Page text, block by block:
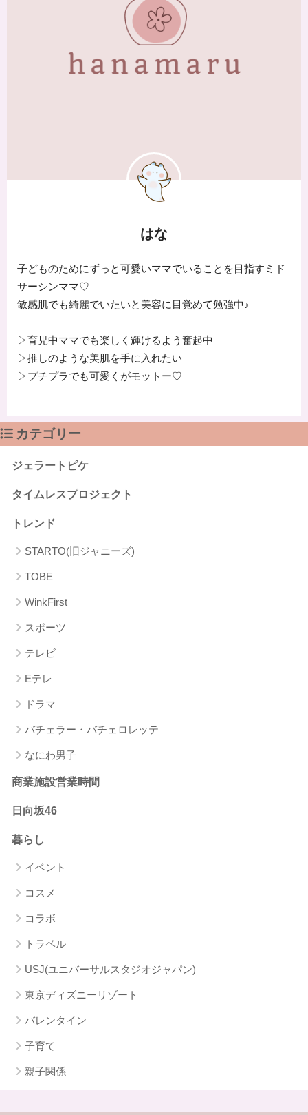
はな
子どものためにずっと可愛いママでいることを目指すミド
サーシンママ♡
敏感肌でも綺麗でいたいと美容に目覚めて勉強中♪
▷育児中ママでも楽しく輝けるよう奮起中
▷推しのような美肌を手に入れたい
▷プチプラでも可愛くがモットー♡
カテゴリー
ジェラートピケ
タイムレスプロジェクト
トレンド
STARTO(旧ジャニーズ)
TOBE
WinkFirst
スポーツ
テレビ
Eテレ
ドラマ
バチェラー・バチェロレッテ
なにわ男子
商業施設営業時間
日向坂46
暮らし
イベント
コスメ
コラボ
トラベル
USJ(ユニバーサルスタジオジャパン)
東京ディズニーリゾート
バレンタイン
子育て
親子関係